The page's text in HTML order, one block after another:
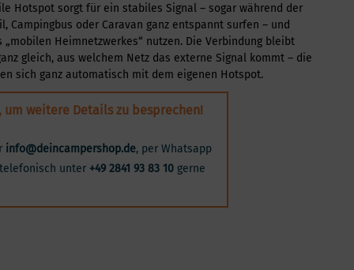
Hotspot sorgt für ein stabiles Signal – sogar während der
Campingbus oder Caravan ganz entspannt surfen – und
Heimnetzwerkes“ nutzen. Die Verbindung bleibt
gleich, aus welchem Netz das externe Signal kommt – die
sich ganz automatisch mit dem eigenen Hotspot.
weitere Details zu besprechen!
info@deincampershop.de, per Whatsapp
unter +49 2841 93 83 10 gerne